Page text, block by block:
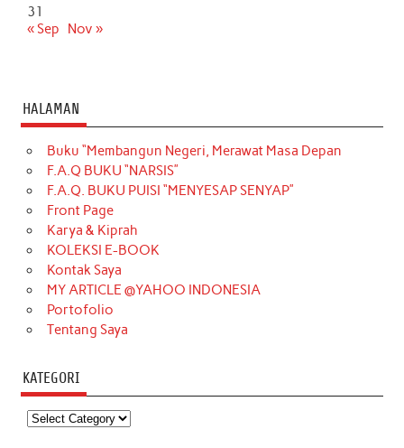
31
« Sep
Nov »
HALAMAN
Buku “Membangun Negeri, Merawat Masa Depan
F.A.Q BUKU “NARSIS”
F.A.Q. BUKU PUISI “MENYESAP SENYAP”
Front Page
Karya & Kiprah
KOLEKSI E-BOOK
Kontak Saya
MY ARTICLE @YAHOO INDONESIA
Portofolio
Tentang Saya
KATEGORI
Kategori